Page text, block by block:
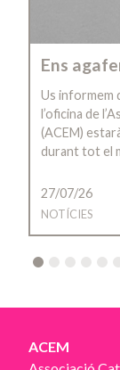
Ens
Us informem
l’oficina de
(ACEM)
durant tot el
27/07/26
NOTÍCIES
4 5 6 7 8
ACEM